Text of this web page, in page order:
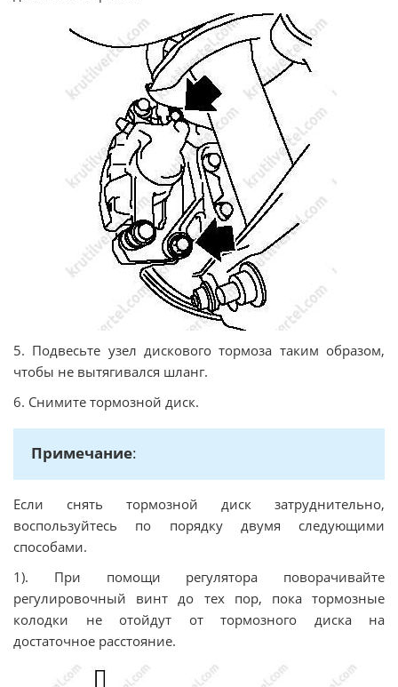
5. Подвесьте узел дискового тормоза таким образом,
чтобы не вытягивался шланг.
6. Снимите тормозной диск.
Примечание:
Если снять тормозной диск затруднительно,
воспользуйтесь по порядку двумя следующими
способами.
1). При помощи регулятора поворачивайте
регулировочный винт до тех пор, пока тормозные
колодки не отойдут от тормозного диска на
достаточное расстояние.